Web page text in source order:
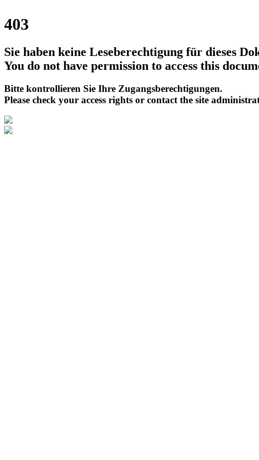
403
Sie haben keine Leseberechtigung für dieses
You do not have permission to access this
Bitte kontrollieren Sie Ihre Zugangsberechtigungen.
Please check your access rights or contact the site